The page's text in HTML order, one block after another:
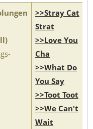
>>Stray Cat
Strat
>>Love You
Cha
>>What Do
You Say
>>Toot Toot
>>We Can't
Wait